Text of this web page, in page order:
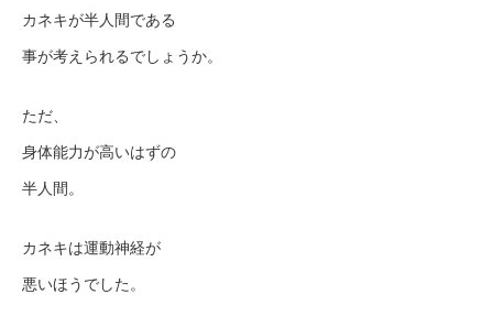
カネキが半人間である
事が考えられるでしょうか。
ただ、
身体能力が高いはずの
半人間。
カネキは運動神経が
悪いほうでした。